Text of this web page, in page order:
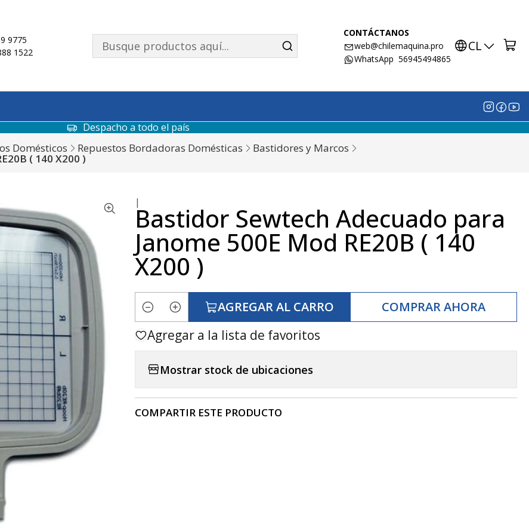
9775
1522
CONTÁCTANOS
web@chilemaquina.pro
WhatsApp 56945494865
CL
Despacho a todo el país
Domésticos Repuestos Bordadoras Domésticas Bastidores y Marcos
( 140 X200 )
|
Bastidor Sewtech Adecuado para
Janome 500E Mod RE20B ( 140
X200 )
Cantidad
AGREGAR AL CARRO COMPRAR AHORA
Agregar a la lista de favoritos
Mostrar stock de ubicaciones
COMPARTIR ESTE PRODUCTO